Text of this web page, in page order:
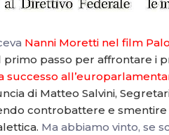
Nanni Moretti nel film
primo passo per affrontare i
successo
di Matteo Salvini,
controbattere e
Ma abbiamo vinto, se